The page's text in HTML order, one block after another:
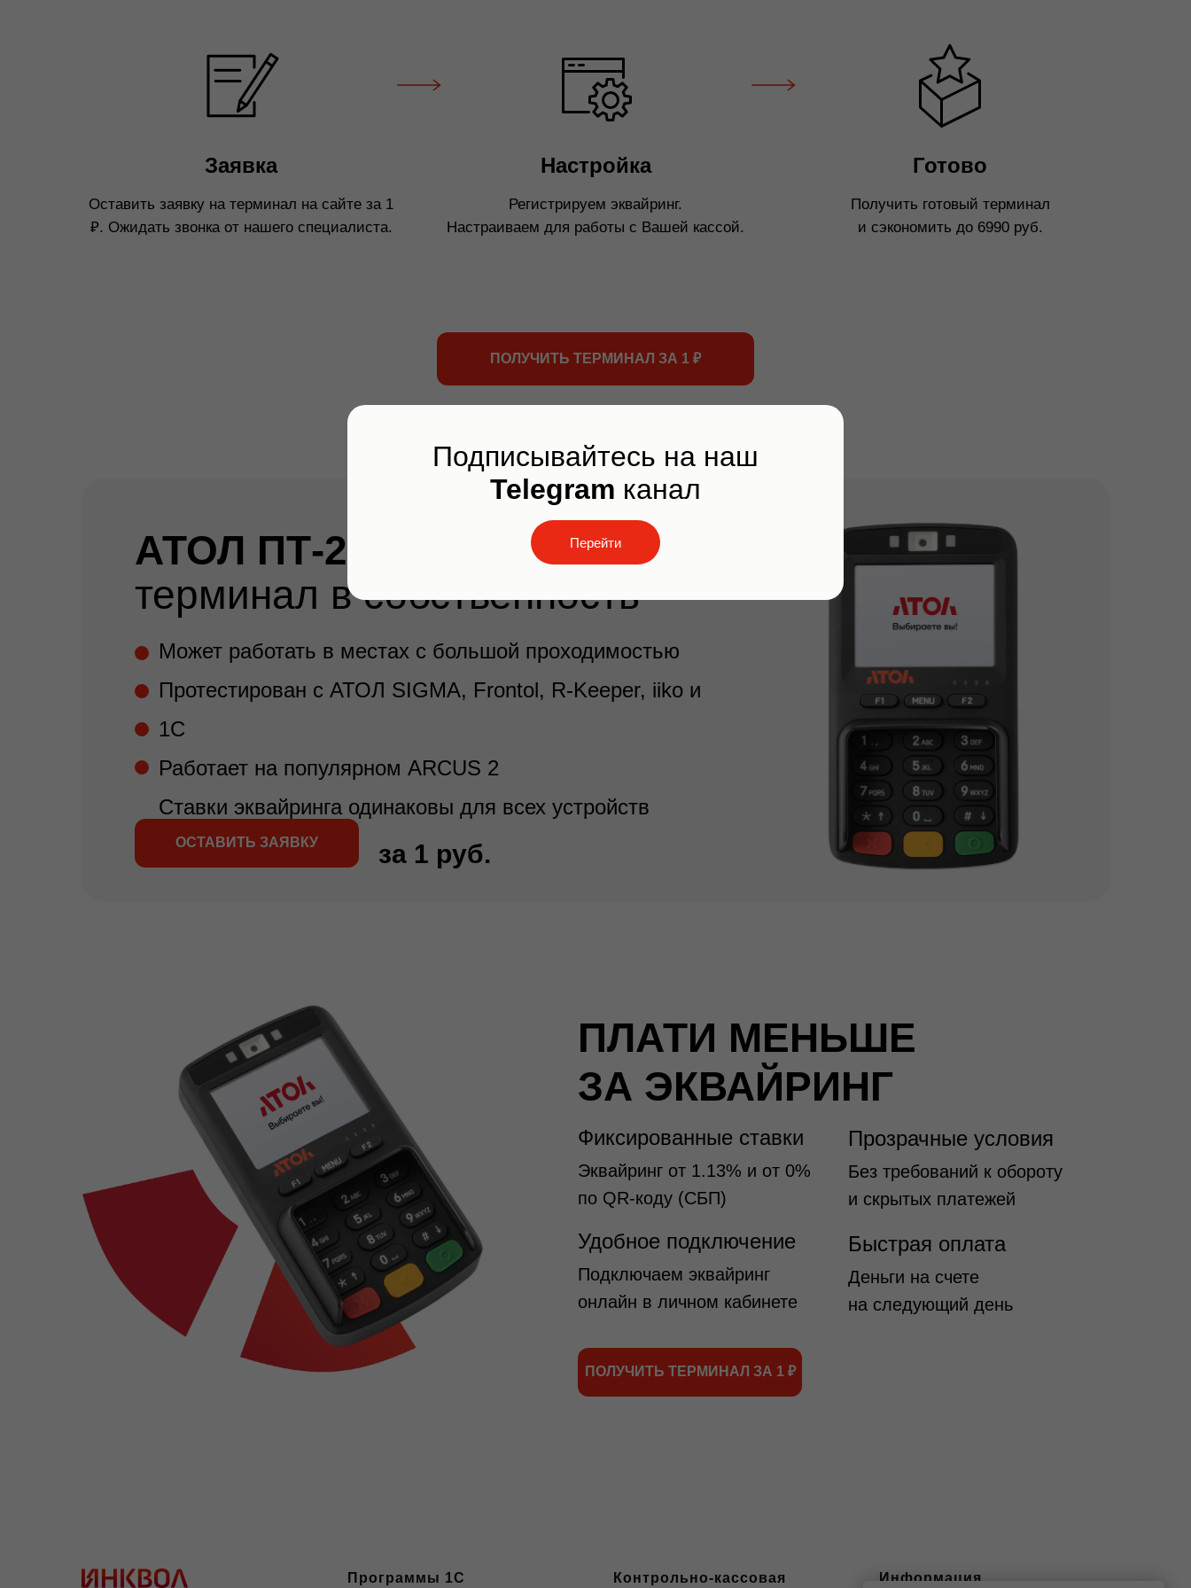
Заявка
Оставить заявку на терминал на сайте за 1
₽. Ожидать звонка от нашего специалиста.
Настройка
Регистрируем эквайринг.
Настраиваем для работы с Вашей кассой.
Готово
Получить готовый терминал
и сэкономить до 6990 руб.
ПОЛУЧИТЬ ТЕРМИНАЛ ЗА 1 ₽
АТОЛ ПТ-2
терминал в собственность
ОСТАВИТЬ ЗАЯВКУ за 1 руб.
Может работать в местах с большой проходимостью
Протестирован с АТОЛ SIGMA, Frontol, R-Keeper, iiko и
1С
Работает на популярном ARCUS 2
Ставки эквайринга одинаковы для всех устройств
ПЛАТИ МЕНЬШЕ
ЗА ЭКВАЙРИНГ
ПОЛУЧИТЬ ТЕРМИНАЛ ЗА 1 ₽
Фиксированные ставки
Эквайринг от 1.13% и от 0%
по QR-коду (СБП)
Прозрачные условия
Удобное подключение Быстрая оплата
Без требований к обороту
и скрытых платежей
Подключаем эквайринг
онлайн в личном кабинете
Деньги на счете
на следующий день
Программы 1С Контрольно-кассовая Информация
Подписывайтесь на наш
Telegram канал
Перейти